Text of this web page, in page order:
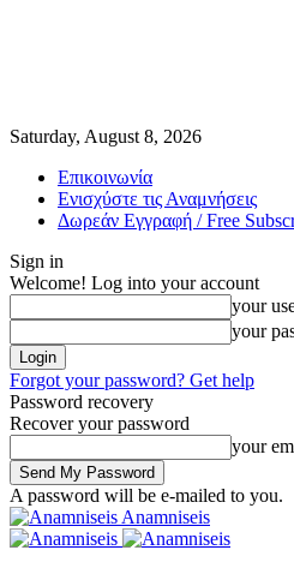
Saturday, August 8, 2026
Επικοινωνία
Ενισχύστε τις Αναμνήσεις
Δωρεάν Εγγραφή / Free
Sign in
Welcome! Log into your account
your
your
Forgot your password? Get help
Password recovery
Recover your password
your
A password will be e-mailed to you.
Anamniseis